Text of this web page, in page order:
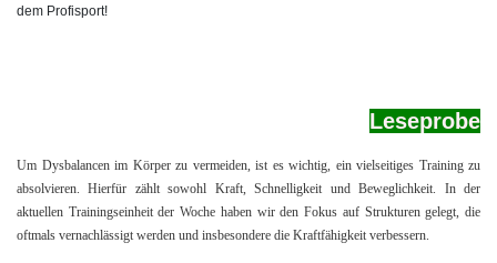
dem Profisport!
Leseprobe
Um Dysbalancen im Körper zu vermeiden, ist es wichtig, ein vielseitiges Training zu
absolvieren. Hierfür zählt sowohl Kraft, Schnelligkeit und Beweglichkeit. In der
aktuellen Trainingseinheit der Woche haben wir den Fokus auf Strukturen gelegt, die
oftmals vernachlässigt werden und insbesondere die Kraftfähigkeit verbessern.